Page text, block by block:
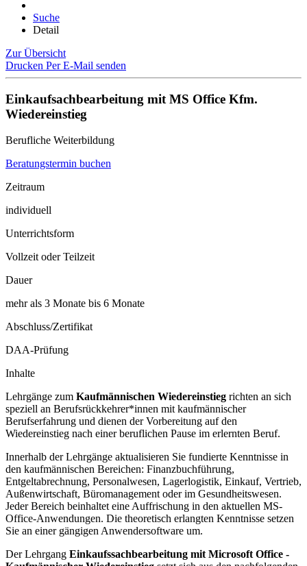
Suche
Detail
Zur Übersicht
Drucken Per E-Mail senden
Einkaufsachbearbeitung mit MS Office Kfm.
Wiedereinstieg
Berufliche Weiterbildung
Beratungstermin buchen
Zeitraum
individuell
Unterrichtsform
Vollzeit oder Teilzeit
Dauer
mehr als 3 Monate bis 6 Monate
Abschluss/Zertifikat
DAA-Prüfung
Inhalte
Lehrgänge zum Kaufmännischen Wiedereinstieg richten an sich
speziell an Berufsrückkehrer*innen mit kaufmännischer
Berufserfahrung und dienen der Vorbereitung auf den
Wiedereinstieg nach einer beruflichen Pause im erlernten Beruf.
Innerhalb der Lehrgänge aktualisieren Sie fundierte Kenntnisse in
den kaufmännischen Bereichen: Finanzbuchführung,
Entgeltabrechnung, Personalwesen, Lagerlogistik, Einkauf, Vertrieb,
Außenwirtschaft, Büromanagement oder im Gesundheitswesen.
Jeder Bereich beinhaltet eine Auffrischung in den aktuellen MS-
Office-Anwendungen. Die theoretisch erlangten Kenntnisse setzen
Sie an einer gängigen Anwendersoftware um.
Der Lehrgang Einkaufssachbearbeitung mit Microsoft Office -